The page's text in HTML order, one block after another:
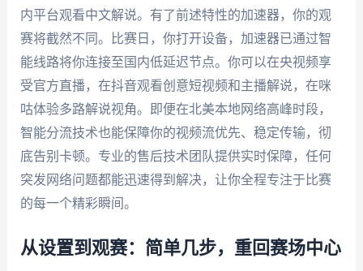
内平台观看中文解说。有了前述特性的加速器，你的观
赛将截然不同。比赛日，你打开设备，加速器已通过智
能线路将你连接至国内低延迟节点。你可以在央视频享
受官方直播，在抖音观看创意短视频和主播解说，在咪
咕体验多路解说视角。即便在北美本地网络高峰时段，
智能分流技术也能保障你的视频流优先、稳定传输，彻
底告别卡顿。专业的售后技术团队提供实时保障，任何
突发网络问题都能迅速得到解决，让你全程专注于比赛
的每一个精彩瞬间。
从设置到观赛：简单几步，重回赛场中心